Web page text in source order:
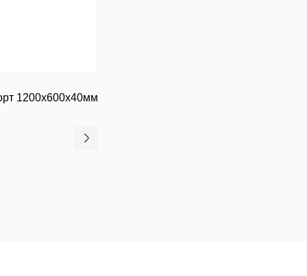
1200х600х40мм